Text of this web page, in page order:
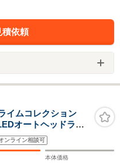
積依頼
イムコレクション
オートヘッドライ
シストIII オートハ
ザーシート スマ
対応
ンライン相談可
本体価格